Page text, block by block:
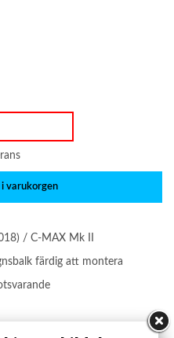
i varukorgen
/ C-MAX Mk II
färdig att montera